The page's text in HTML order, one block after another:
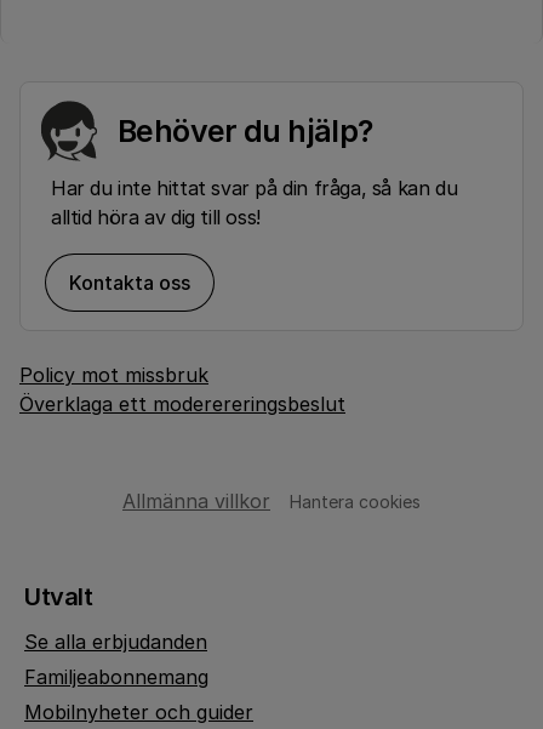
Behöver du hjälp?
Har du inte hittat svar på din fråga, så kan du
alltid höra av dig till oss!
Kontakta oss
Policy mot missbruk
Överklaga ett moderereringsbeslut
Allmänna villkor Hantera cookies
Utvalt
Se alla erbjudanden
Familjeabonnemang
Mobilnyheter och guider